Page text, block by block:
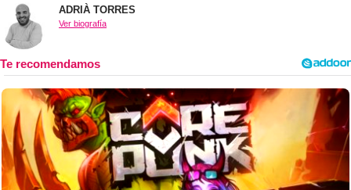
ADRIÀ TORRES
Ver biografía